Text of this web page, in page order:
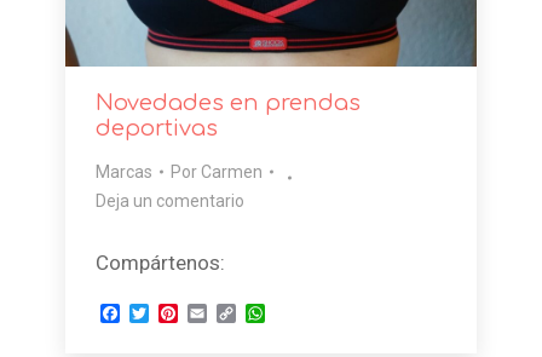
Novedades en prendas
deportivas
Marcas Por Carmen
Deja un comentario
Compártenos:
Facebook
TwitterPinterest
EmailCopyWhatsApp